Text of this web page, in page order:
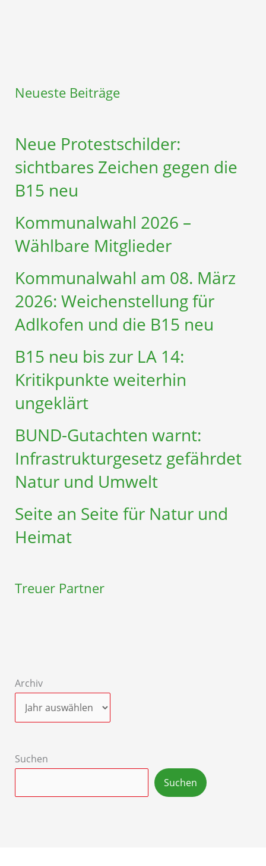
Neueste Beiträge
Neue Protestschilder:
sichtbares Zeichen gegen die
B15 neu
Kommunalwahl 2026 –
Wählbare Mitglieder
Kommunalwahl am 08. März
2026: Weichenstellung für
Adlkofen und die B15 neu
B15 neu bis zur LA 14:
Kritikpunkte weiterhin
ungeklärt
BUND-Gutachten warnt:
Infrastruktur­gesetz gefährdet
Natur und Umwelt
Seite an Seite für Natur und
Heimat
Treuer Partner
Archiv
Suchen
Suchen